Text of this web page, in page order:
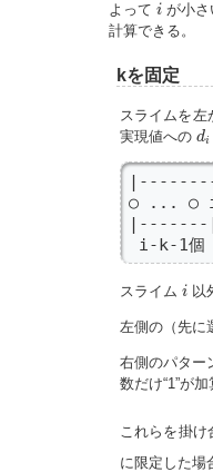
よって iが小さ
計算できる。
kを固定
スライムを
実現値への di
di
○ ... ○
i-k-1
スライム i以
左側の（先に
右側のパター
数だけ“1”が
これらを掛け
に限定した場